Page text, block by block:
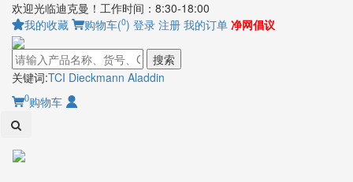
欢迎光临迪克曼！工作时间：8:30-18:00
我的收藏
购物车(0) 登录 注册 我的订单 净网倡议
搜索
关键词:TCI Dieckmann Aladdin
0购物车